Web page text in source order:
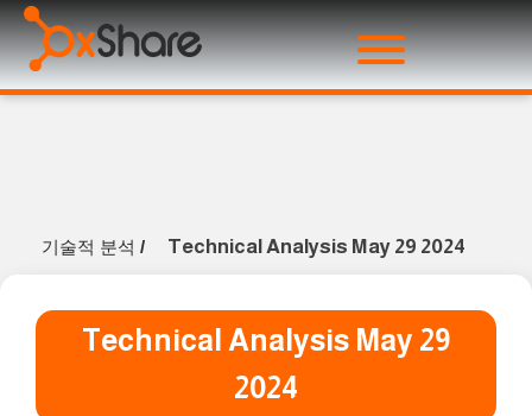
기술적 분석 / Technical Analysis May 29 2024
Technical Analysis May 29
2024